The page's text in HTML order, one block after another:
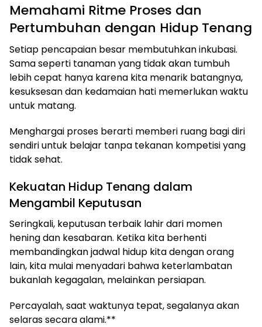
Memahami Ritme Proses dan
Pertumbuhan dengan Hidup Tenang
Setiap pencapaian besar membutuhkan inkubasi.
Sama seperti tanaman yang tidak akan tumbuh
lebih cepat hanya karena kita menarik batangnya,
kesuksesan dan kedamaian hati memerlukan waktu
untuk matang.
Menghargai proses berarti memberi ruang bagi diri
sendiri untuk belajar tanpa tekanan kompetisi yang
tidak sehat.
Kekuatan Hidup Tenang dalam
Mengambil Keputusan
Seringkali, keputusan terbaik lahir dari momen
hening dan kesabaran. Ketika kita berhenti
membandingkan jadwal hidup kita dengan orang
lain, kita mulai menyadari bahwa keterlambatan
bukanlah kegagalan, melainkan persiapan.
Percayalah, saat waktunya tepat, segalanya akan
selaras secara alami.**